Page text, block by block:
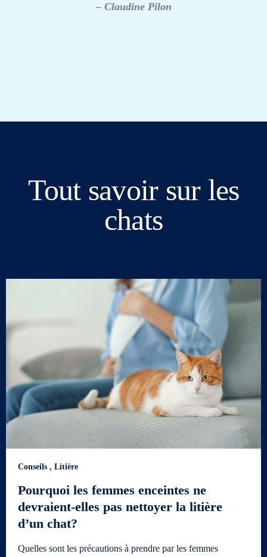
– Claudine Pilon
Tout savoir sur les
chats
Conseils , Litière
Pourquoi les femmes enceintes ne
devraient-elles pas nettoyer la litière
d’un chat?
Quelles sont les précautions à prendre par les femmes